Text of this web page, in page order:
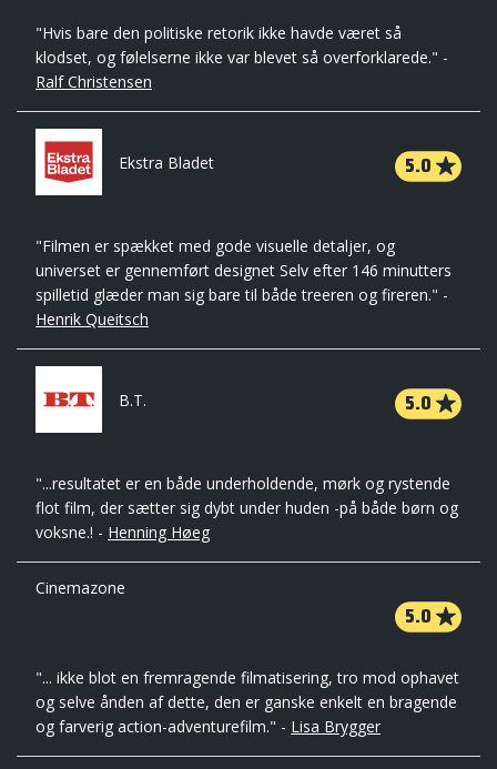
"Hvis bare den politiske retorik ikke havde været så
klodset, og følelserne ikke var blevet så overforklarede." -
Ralf Christensen
Ekstra Bladet 5.0
"Filmen er spækket med gode visuelle detaljer, og
universet er gennemført designet Selv efter 146 minutters
spilletid glæder man sig bare til både treeren og fireren." -
Henrik Queitsch
B.T. 5.0
"...resultatet er en både underholdende, mørk og rystende
flot film, der sætter sig dybt under huden -på både børn og
voksne.! - Henning Høeg
Cinemazone
5.0
"... ikke blot en fremragende filmatisering, tro mod ophavet
og selve ånden af dette, den er ganske enkelt en bragende
og farverig action-adventurefilm." - Lisa Brygger